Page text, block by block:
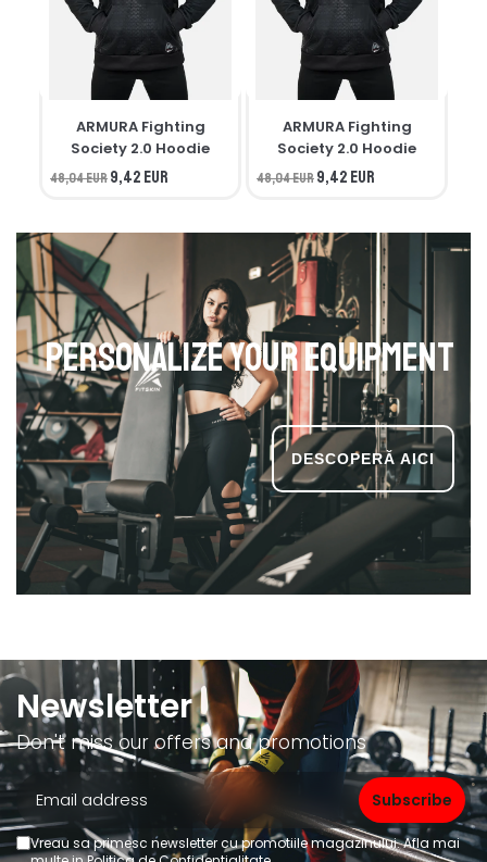
ARMURA Fighting
Society 2.0 Hoodie
48,04 EUR9,42 EUR
ARMURA Fighting
Society 2.0 Hoodie
48,04 EUR9,42 EUR
Personalize your equipment
Newsletter
Don't miss our offers and promotions
Vreau sa primesc newsletter cu promotiile magazinului. Afla mai